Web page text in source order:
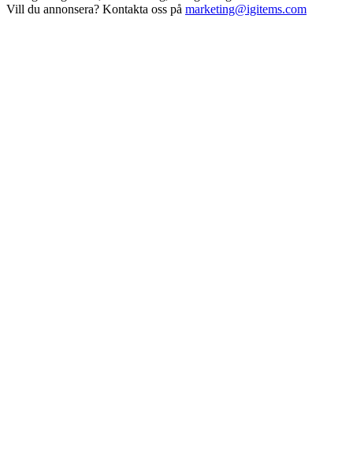
Vill du annonsera? Kontakta oss på marketing@igitems.com